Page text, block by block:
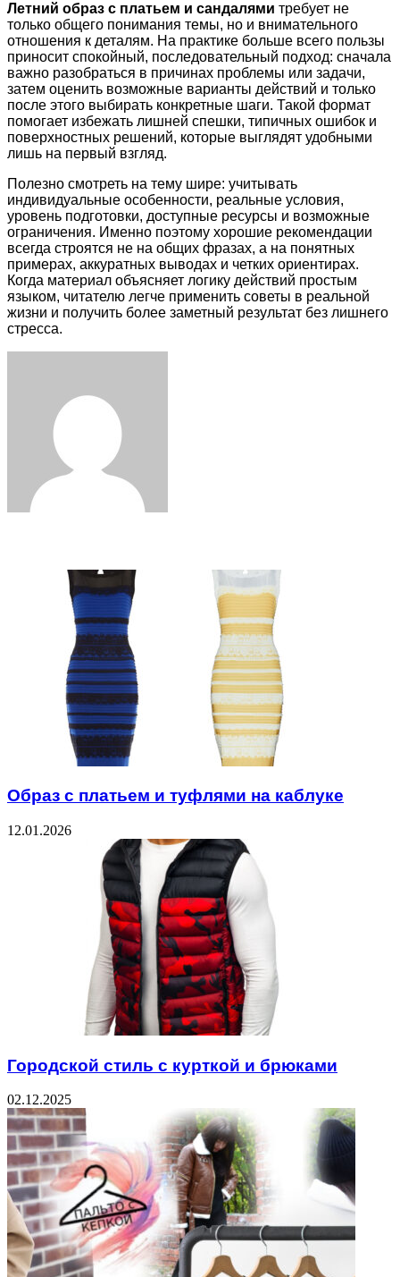
Летний образ с платьем и сандалями требует не
только общего понимания темы, но и внимательного
отношения к деталям. На практике больше всего пользы
приносит спокойный, последовательный подход: сначала
важно разобраться в причинах проблемы или задачи,
затем оценить возможные варианты действий и только
после этого выбирать конкретные шаги. Такой формат
помогает избежать лишней спешки, типичных ошибок и
поверхностных решений, которые выглядят удобными
лишь на первый взгляд.
Полезно смотреть на тему шире: учитывать
индивидуальные особенности, реальные условия,
уровень подготовки, доступные ресурсы и возможные
ограничения. Именно поэтому хорошие рекомендации
всегда строятся не на общих фразах, а на понятных
примерах, аккуратных выводах и четких ориентирах.
Когда материал объясняет логику действий простым
языком, читателю легче применить советы в реальной
жизни и получить более заметный результат без лишнего
стресса.
Образ с платьем и туфлями на каблуке
12.01.2026
Городской стиль с курткой и брюками
02.12.2025